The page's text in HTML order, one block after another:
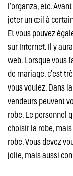
l’organza, etc.
jeter un œil à
Et vous pouvez
sur Internet. Il y
web. Lorsque vous
de mariage, c’est
vous voulez. Dans
vendeurs peuvent
robe. Le personnel
choisir la robe,
robe. Vous devez
jolie, mais aussi